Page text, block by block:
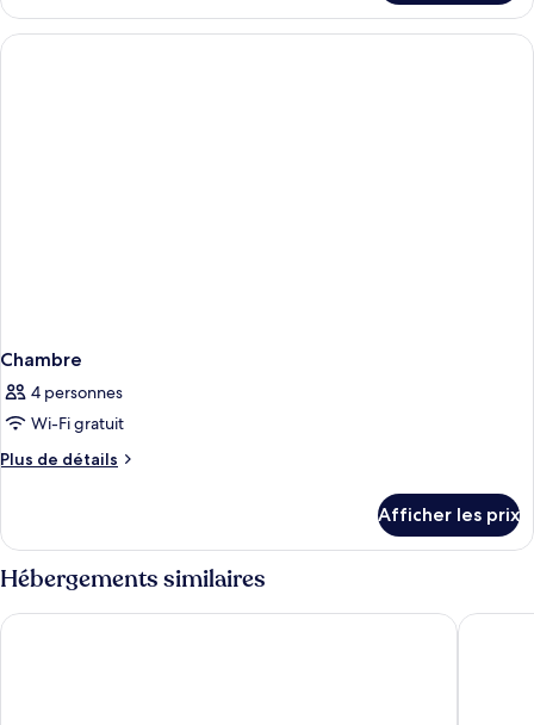
Chambre
Chambre
4 personnes
Wi-Fi gratuit
Plus de détails
Plus
Chambre
Afficher les prix
Hébergements similaires
Sheraton New York Times Square Hotel New